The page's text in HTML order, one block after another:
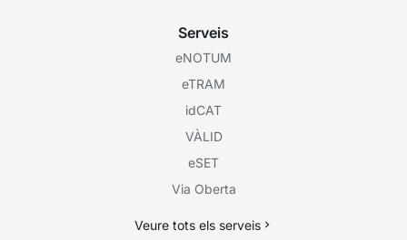
Serveis
eNOTUM
eTRAM
idCAT
VÀLID
eSET
Via Oberta
Veure tots els serveis